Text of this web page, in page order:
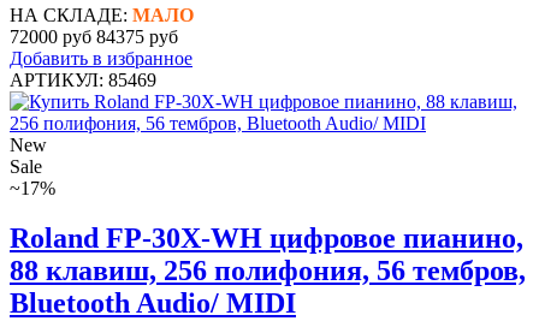
НА СКЛАДЕ: МАЛО
72000 руб 84375 руб
Добавить в избранное
АРТИКУЛ: 85469
New
Sale
~17%
Roland FP-30X-WH цифровое пианино,
88 клавиш, 256 полифония, 56 тембров,
Bluetooth Audio/ MIDI